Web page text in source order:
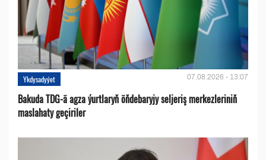
Ykdysadyýet 07.08.2026 - 13:07
Bakuda TDG-ä agza ýurtlaryň öňdebaryjy seljeriş merkezleriniň
maslahaty geçiriler